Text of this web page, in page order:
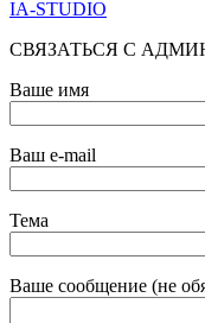
IA-STUDIO
СВЯЗАТЬСЯ С
Ваше имя
Ваш e-mail
Тема
Ваше сообщение (не